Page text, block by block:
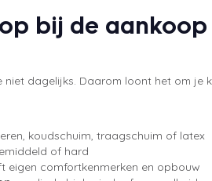
bij de
niet dagelijks. Daarom loont het om je
koudschuim, traagschuim of latex
of hard
eigen comfortkenmerken en opbouw